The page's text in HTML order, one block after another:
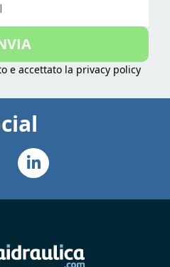
e accettato la privacy policy